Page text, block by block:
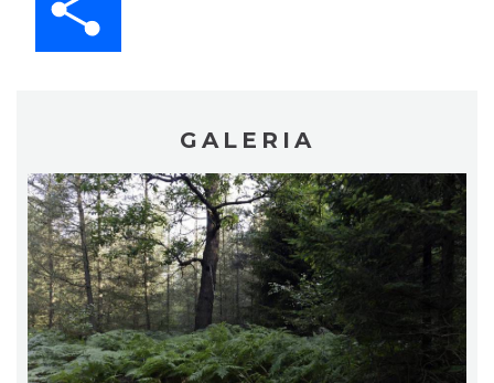
GALERIA